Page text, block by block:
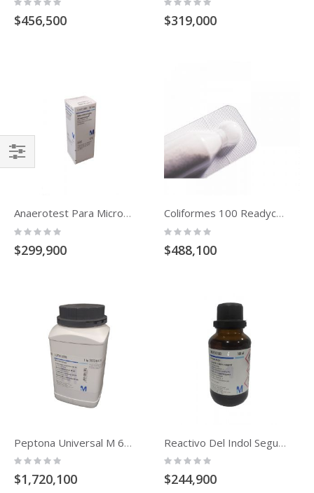
0%
$456,500
0%
$319,000
Anaerotest Para Microbiologia (50strips)
Rating:
0%
$299,900
Coliformes 100 Readycult 20 Test
Rating:
0%
$488,100
Peptona Universal M 66 Para Microbiologia (1kg)
Rating:
0%
$1,720,100
Reactivo Del Indol Segun Kovacs Para Microbiologia 100 Ml (Butanol)
Rating:
0%
$244,900
Comprar